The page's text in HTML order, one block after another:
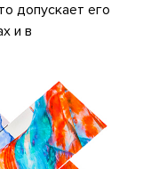
допускает его
и в